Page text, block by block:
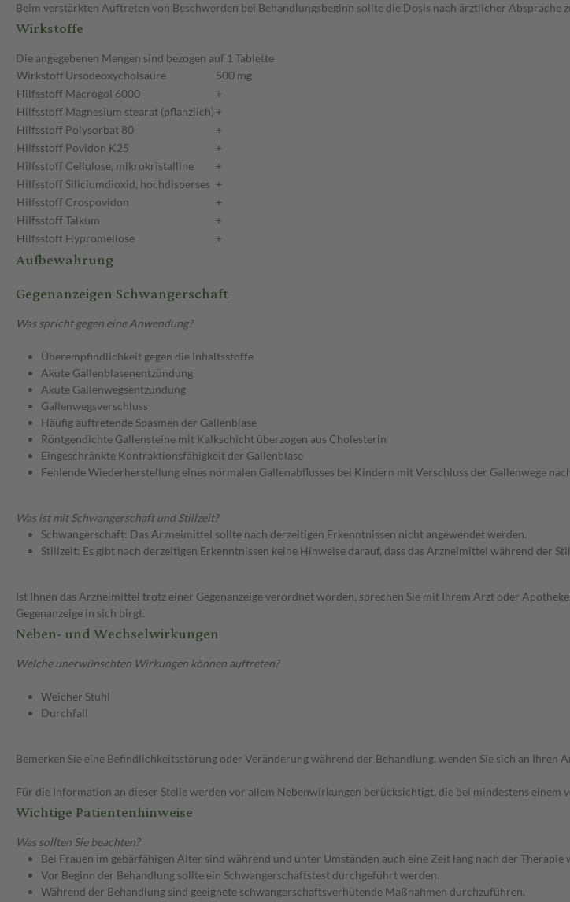
Beim verstärkten Auftreten von Beschwerden bei Behandlungsbeginn sollte die Dosis nach ärztlicher
Wirkstoffe
Die angegebenen Mengen sind bezogen auf 1 Tablette
WirkstoffUrsodeoxycholsäure
500 mg
Hilfsstoff Macrogol 6000
+
Hilfsstoff Magnesium stearat (pflanzlich) +
Hilfsstoff Polysorbat 80
+
Hilfsstoff Povidon K25
+
Hilfsstoff Cellulose, mikrokristalline
+
Hilfsstoff Siliciumdioxid, hochdisperses +
Hilfsstoff Crospovidon
+
HilfsstoffTalkum
+
Hilfsstoff Hypromellose +
Aufbewahrung
Gegenanzeigen Schwangerschaft
Was spricht gegen eine Anwendung?
Überempfindlichkeit gegen die Inhaltsstoffe
Akute Gallenblasenentzündung
Akute Gallenwegsentzündung
Gallenwegsverschluss
Häufig auftretende Spasmen der Gallenblase
Röntgendichte Gallensteine mit Kalkschicht überzogen aus Cholesterin
Eingeschränkte Kontraktionsfähigkeit der Gallenblase
Fehlende Wiederherstellung eines normalen Gallenabflusses bei Kindern mit Verschluss der Gallenwege
Was ist mit Schwangerschaft und Stillzeit?
Schwangerschaft: Das Arzneimittel sollte nach derzeitigen Erkenntnissen nicht angewendet werden.
Stillzeit: Es gibt nach derzeitigen Erkenntnissen keine Hinweise darauf, dass das Arzneimittel während der
Ist Ihnen das Arzneimittel trotz einer Gegenanzeige verordnet worden, sprechen Sie mit Ihrem Arzt oder
Gegenanzeige in sich birgt.
Neben- und Wechselwirkungen
Welche unerwünschten Wirkungen können auftreten?
Weicher Stuhl
Durchfall
Bemerken Sie eine Befindlichkeitsstörung oder Veränderung während der Behandlung, wenden Sie sich an Ihren
Für die Information an dieser Stelle werden vor allem Nebenwirkungen berücksichtigt, die bei mindestens einem
Wichtige Patientenhinweise
Was sollten Sie beachten?
Bei Frauen im gebärfähigen Alter sind während und unter Umständen auch eine Zeit lang nach der
Vor Beginn der Behandlung sollte ein Schwangerschaftstest durchgeführt werden.
Während der Behandlung sind geeignete schwangerschaftsverhütende Maßnahmen durchzuführen.